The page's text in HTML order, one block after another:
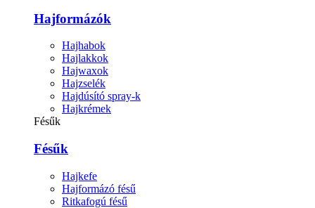
Hajformázók
Hajhabok
Hajlakkok
Hajwaxok
Hajzselék
Hajdúsító spray-k
Hajkrémek
Fésűk
Fésűk
Hajkefe
Hajformázó fésű
Ritkafogú fésű